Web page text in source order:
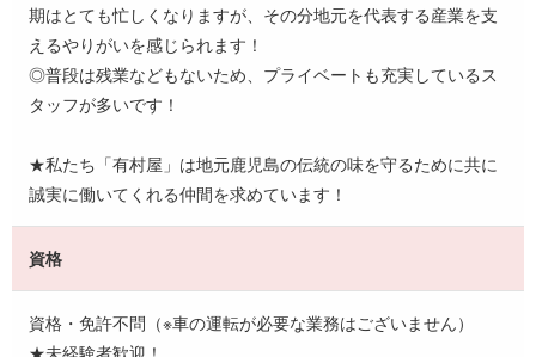
期はとても忙しくなりますが、その分地元を代表する産業を支
えるやりがいを感じられます！
◎普段は残業などもないため、プライベートも充実しているス
タッフが多いです！
★私たち「有村屋」は地元鹿児島の伝統の味を守るために共に
誠実に働いてくれる仲間を求めています！
資格
資格・免許不問（※車の運転が必要な業務はございません）
★未経験者歓迎！